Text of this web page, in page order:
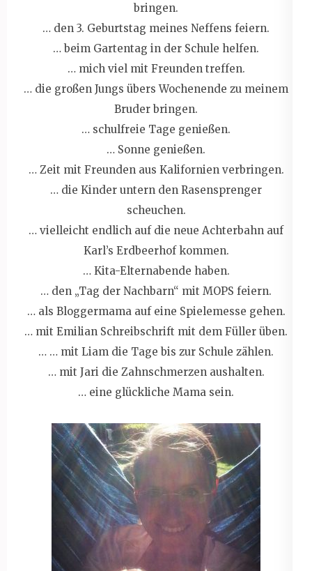
bringen.
… den 3. Geburtstag meines Neffens feiern.
… beim Gartentag in der Schule helfen.
… mich viel mit Freunden treffen.
… die großen Jungs übers Wochenende zu meinem
Bruder bringen.
… schulfreie Tage genießen.
… Sonne genießen.
… Zeit mit Freunden aus Kalifornien verbringen.
… die Kinder untern den Rasensprenger
scheuchen.
… vielleicht endlich auf die neue Achterbahn auf
Karl’s Erdbeerhof kommen.
… Kita-Elternabende haben.
… den „Tag der Nachbarn“ mit MOPS feiern.
… als Bloggermama auf eine Spielemesse gehen.
… mit Emilian Schreibschrift mit dem Füller üben.
… … mit Liam die Tage bis zur Schule zählen.
… mit Jari die Zahnschmerzen aushalten.
… eine glückliche Mama sein.